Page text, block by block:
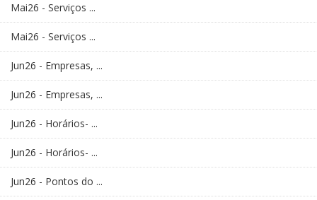
Mai26 - Serviços ...
Mai26 - Serviços ...
Jun26 - Empresas, ...
Jun26 - Empresas, ...
Jun26 - Horários- ...
Jun26 - Horários- ...
Jun26 - Pontos do ...